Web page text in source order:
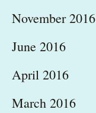
November 2016
June 2016
April 2016
March 2016